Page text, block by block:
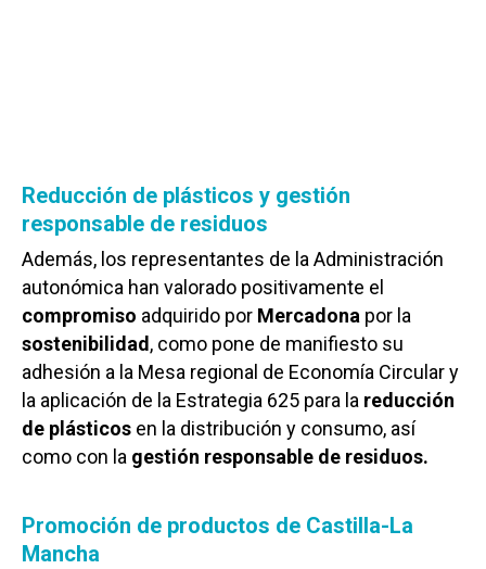
Reducción de plásticos y gestión
responsable de residuos
Además, los representantes de la Administración
autonómica han valorado positivamente el
compromiso adquirido por Mercadona por la
sostenibilidad , como pone de manifiesto su
adhesión a la Mesa regional de Economía Circular y
la aplicación de la Estrategia 625 para la reducción
de plásticos en la distribución y consumo, así
como con la gestión responsable de residuos.
Promoción de productos de Castilla-La
Mancha